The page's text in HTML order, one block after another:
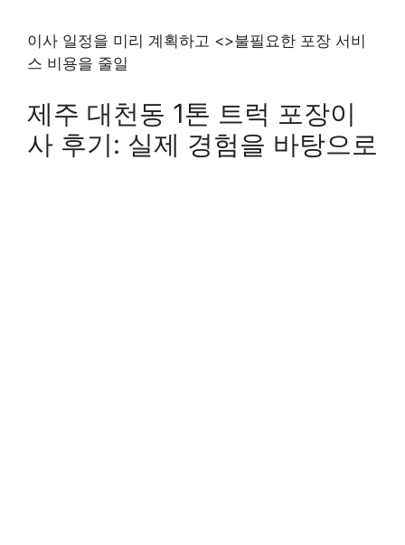
이사 일정을 미리 계획하고 <>불필요한 포장 서비
스 비용을 줄일
제주 대천동 1톤 트럭 포장이
사 후기: 실제 경험을 바탕으로